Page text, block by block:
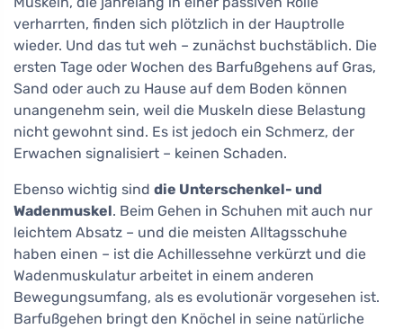
verharrten, finden sich plötzlich in der Hauptrolle
wieder. Und das tut weh – zunächst buchstäblich. Die
ersten Tage oder Wochen des Barfußgehens auf Gras,
Sand oder auch zu Hause auf dem Boden können
unangenehm sein, weil die Muskeln diese Belastung
nicht gewohnt sind. Es ist jedoch ein Schmerz, der
Erwachen signalisiert – keinen Schaden.
Ebenso wichtig sind die Unterschenkel- und
Wadenmuskel. Beim Gehen in Schuhen mit auch nur
leichtem Absatz – und die meisten Alltagsschuhe
haben einen – ist die Achillessehne verkürzt und die
Wadenmuskulatur arbeitet in einem anderen
Bewegungsumfang, als es evolutionär vorgesehen ist.
Barfußgehen bringt den Knöchel in seine natürliche